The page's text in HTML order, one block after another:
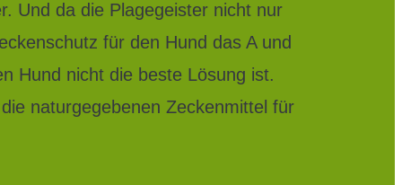
Und da die Plagegeister nicht nur
für den Hund das A und
Hund nicht die beste Lösung ist.
naturgegebenen Zeckenmittel für